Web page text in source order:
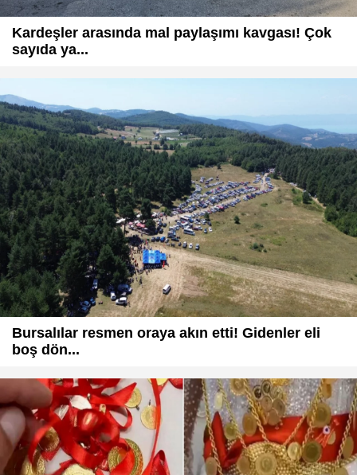
Kardeşler arasında mal paylaşımı kavgası! Çok
sayıda ya...
Bursalılar resmen oraya akın etti! Gidenler eli
boş dön...